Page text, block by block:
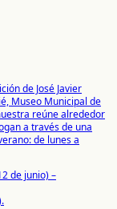
de José Javier
Museo Municipal de
reúne alrededor
a través de una
de lunes a
de junio) –